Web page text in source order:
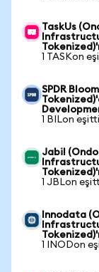
TaskUs
1 TASKon
SPDR
1 BILon
Jabil
1 JBLon
Innodata
1 INODon